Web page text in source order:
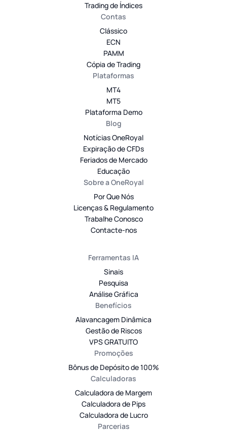
Trading de Índices
Contas
Clássico
ECN
PAMM
Cópia de Trading
Plataformas
MT4
MT5
Plataforma Demo
Blog
Notícias OneRoyal
Expiração de CFDs
Feriados de Mercado
Educação
Sobre a OneRoyal
Por Que Nós
Licenças & Regulamento
Trabalhe Conosco
Contacte-nos
Ferramentas IA
Sinais
Pesquisa
Análise Gráfica
Benefícios
Alavancagem Dinâmica
Gestão de Riscos
VPS GRATUITO
Promoções
Bônus de Depósito de 100%
Calculadoras
Calculadora de Margem
Calculadora de Pips
Calculadora de Lucro
Parcerias